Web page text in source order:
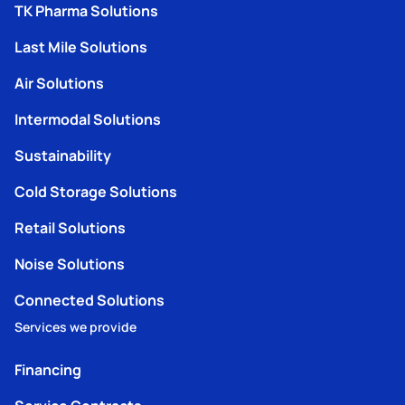
TK Pharma Solutions
Last Mile Solutions
Air Solutions
Intermodal Solutions
Sustainability
Cold Storage Solutions
Retail Solutions
Noise Solutions
Connected Solutions
Services we provide
Financing